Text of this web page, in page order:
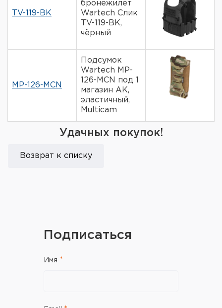
TV-119-BK
бронежилет
Wartech Слик
TV-119-BK,
чёрный
MP-126-MCN
Подсумок
Wartech MP-
126-MCN под 1
магазин АК,
эластичный,
Multicam
Удачных покупок!
Возврат к списку
Подписаться
Имя